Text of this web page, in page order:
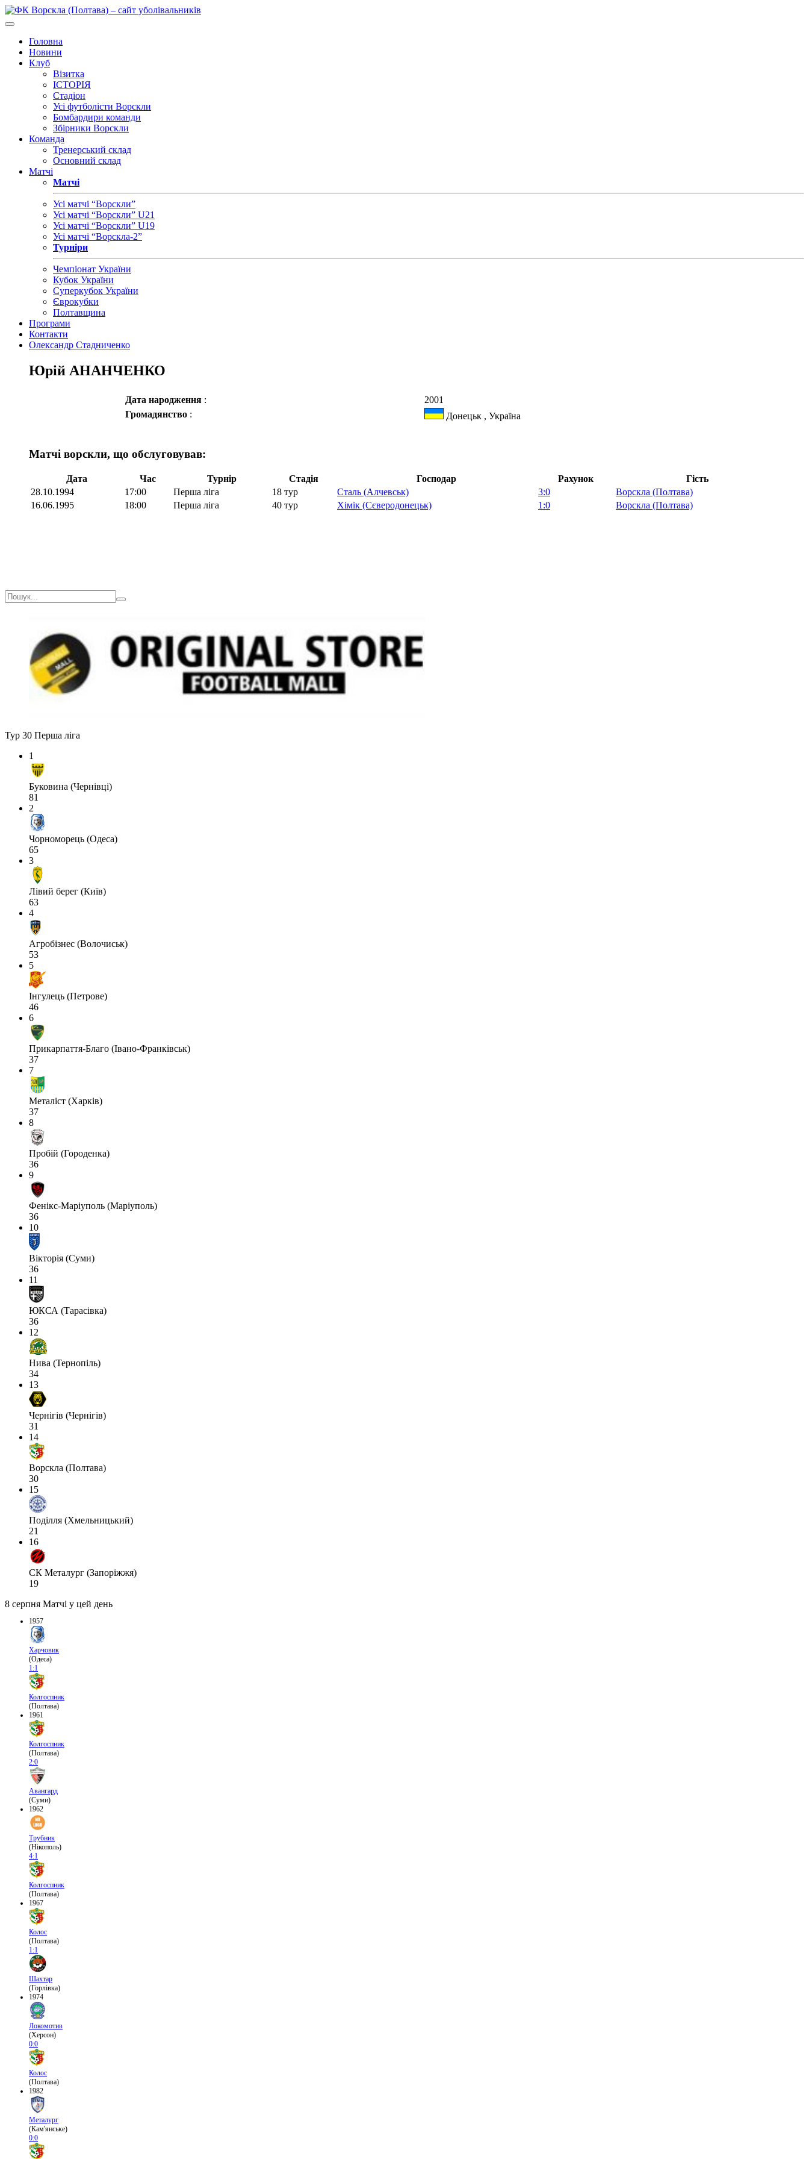
Головна
Новини
Клуб
Візитка
ІСТОРІЯ
Стадіон
Усі футболісти Ворскли
Бомбардири команди
Збірники Ворскли
Команда
Тренерський склад
Основний склад
Матчі
Матчі
Усі матчі “Ворскли”
Усі матчі “Ворскли” U21
Усі матчі “Ворскли” U19
Усі матчі “Ворскла-2”
Турніри
Чемпіонат України
Кубок України
Суперкубок України
Єврокубки
Полтавщина
Програми
Контакти
Олександр Стадниченко
Юрій АНАНЧЕНКО
Дата народження :
2001
Громадянство : Донецьк , Україна
Матчі ворскли, що обслуговував:
Дата Час Турнір Стадія Господар Рахунок
Гість
28.10.1994
17:00 Перша ліга 18 тур Сталь (Алчевськ) 3:0
Ворскла (Полтава)
16.06.1995
18:00 Перша ліга 40 тур Хімік (Сєверодонецьк) 1:0 Ворскла (Полтава)
Тур 30 Перша ліга
1
Буковина (Чернівці)
81
2
Чорноморець (Одеса)
65
3
Лівий берег (Київ)
63
4
Агробізнес (Волочиськ)
53
5
Інгулець (Петрове)
46
6
Прикарпаття-Благо (Івано-Франківськ)
37
7
Металіст (Харків)
37
8
Пробій (Городенка)
36
9
Фенікс-Маріуполь (Маріуполь)
36
10
Вікторія (Суми)
36
11
ЮКСА (Тарасівка)
36
12
Нива (Тернопіль)
34
13
Чернігів (Чернігів)
31
14
Ворскла (Полтава)
30
15
Поділля (Хмельницький)
21
16
СК Металург (Запоріжжя)
19
8 серпня Матчі у цей день
1957
Харчовик
(Одеса)
1:1
Колгоспник
(Полтава)
1961
Колгоспник
(Полтава)
2:0
Авангард
(Суми)
1962
Трубник
(Нікополь)
4:1
Колгоспник
(Полтава)
1967
Колос
(Полтава)
1:1
Шахтар
(Горлівка)
1974
Локомотив
(Херсон)
0:0
Колос
(Полтава)
1982
Металург
(Кам'янське)
0:0